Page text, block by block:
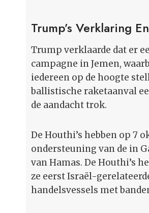
Trump’s Verklaring
Trump verklaarde dat er
campagne in Jemen,
iedereen op de hoogte
ballistische raketaanval
de aandacht trok.
De Houthi’s hebben op 7
ondersteuning van de in
van Hamas. De Houthi’s
ze eerst Israël-
handelsvessels met